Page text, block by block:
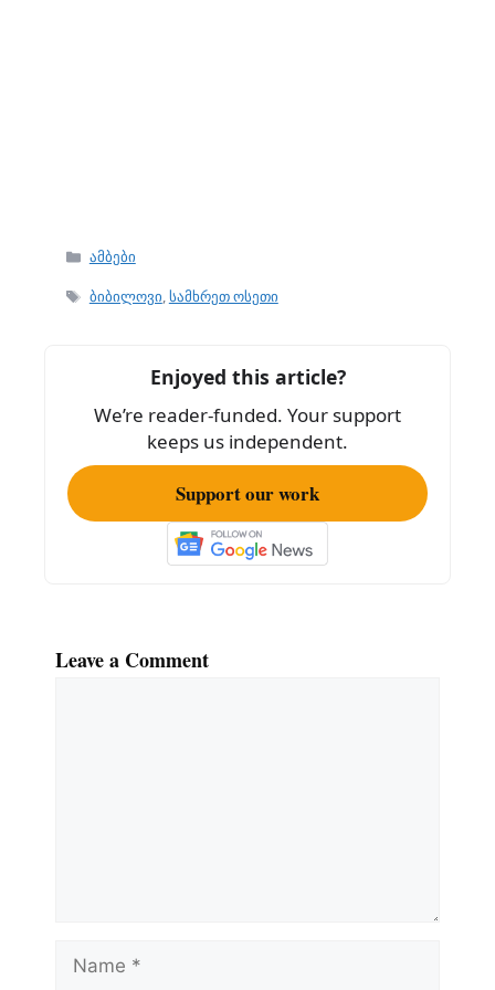
Categories
ამბები
Tags
ბიბილოვი,სამხრეთ ოსეთი
Enjoyed this article?
We’re reader-funded. Your support
keeps us independent.
Support our work
Leave a Comment
Name